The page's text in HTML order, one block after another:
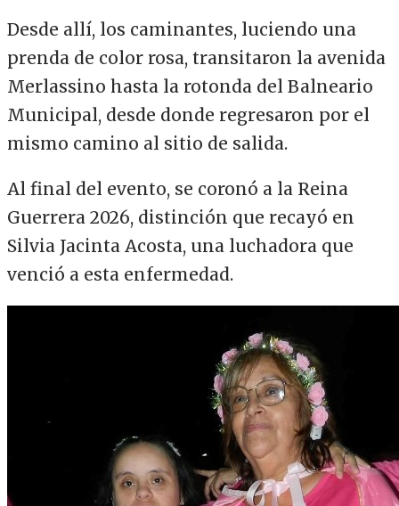
Desde allí, los caminantes, luciendo una
prenda de color rosa, transitaron la avenida
Merlassino hasta la rotonda del Balneario
Municipal, desde donde regresaron por el
mismo camino al sitio de salida.
Al final del evento, se coronó a la Reina
Guerrera 2026, distinción que recayó en
Silvia Jacinta Acosta, una luchadora que
venció a esta enfermedad.